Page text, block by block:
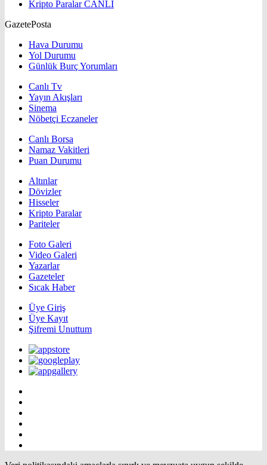
Kripto ParalarCANLI
GazetePosta
Hava Durumu
Yol Durumu
Günlük Burç Yorumları
Canlı Tv
Yayın Akışları
Sinema
Nöbetçi Eczaneler
Canlı Borsa
Namaz Vakitleri
Puan Durumu
Altınlar
Dövizler
Hisseler
Kripto Paralar
Pariteler
Foto Galeri
Video Galeri
Yazarlar
Gazeteler
Sıcak Haber
Üye Giriş
Üye Kayıt
Şifremi Unuttum